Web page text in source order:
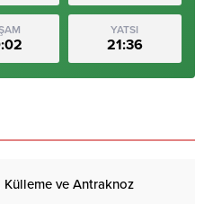
YATSI
21:36
ve Antraknoz